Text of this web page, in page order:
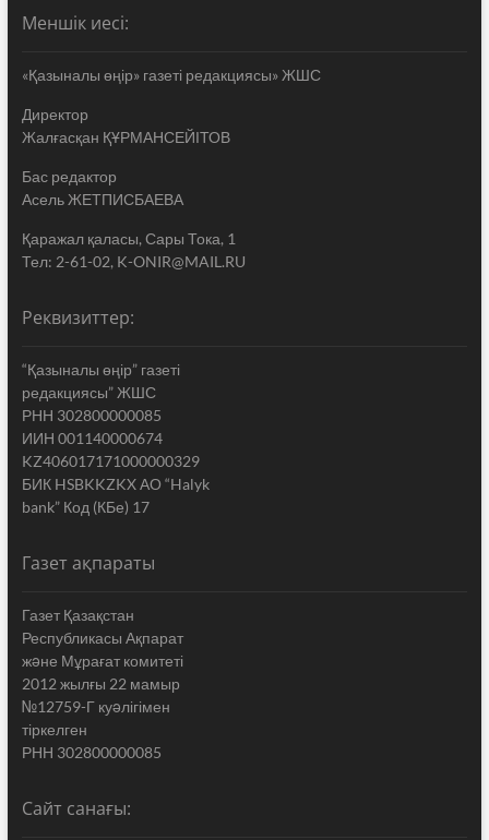
Меншік иесі:
«Қазыналы өңір» газеті редакциясы» ЖШС
Директор
Жалғасқан ҚҰРМАНСЕЙІТОВ
Бас редактор
Асель ЖЕТПИСБАЕВА
Қаражал қаласы, Сары Тока, 1
Тел: 2-61-02, K-ONIR@MAIL.RU
Реквизиттер:
“Қазыналы өңір” газеті
редакциясы” ЖШС
РНН 302800000085
ИИН 001140000674
KZ406017171000000329
БИК HSBKKZKX АО “Halyk
bank” Код (КБе) 17
Газет ақпараты
Газет Қазақстан
Республикасы Ақпарат
жəне Мұрағат комитеті
2012 жылғы 22 мамыр
№12759-Г куəлігімен
тіркелген
РНН 302800000085
Сайт санағы: